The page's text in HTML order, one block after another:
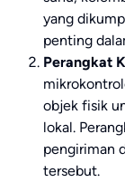
yang
penting
Perangkat
objek fisik
lokal.
pengiriman
tersebut.